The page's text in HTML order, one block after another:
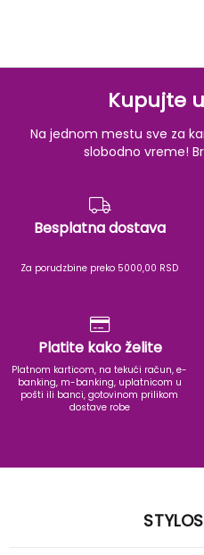
Kupujte
Na jednom mestu sve za
slobodno vreme!
Besplatna dostava
Za porudzbine preko 5000,00 RSD
Platite kako želite
Platnom karticom, na tekući račun, e-
banking, m-banking, uplatnicom u
pošti ili banci, gotovinom prilikom
dostave robe